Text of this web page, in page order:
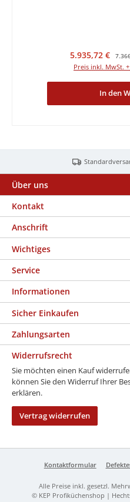
Verkaufspreis:
5.935,72 €
Preis inkl. MwSt.
In den
Über uns
Kontakt
Anschrift
Wichtiges
Service
Informationen
Sicher Einkaufen
Zahlungsarten
Widerrufsrecht
Sie möchten einen Kauf
können Sie den Widerruf Ihrer
erklären.
Vertrag widerrufen
Kontaktformular
Alle Preise inkl. gesetzl.
© KEP Profiküchenshop |